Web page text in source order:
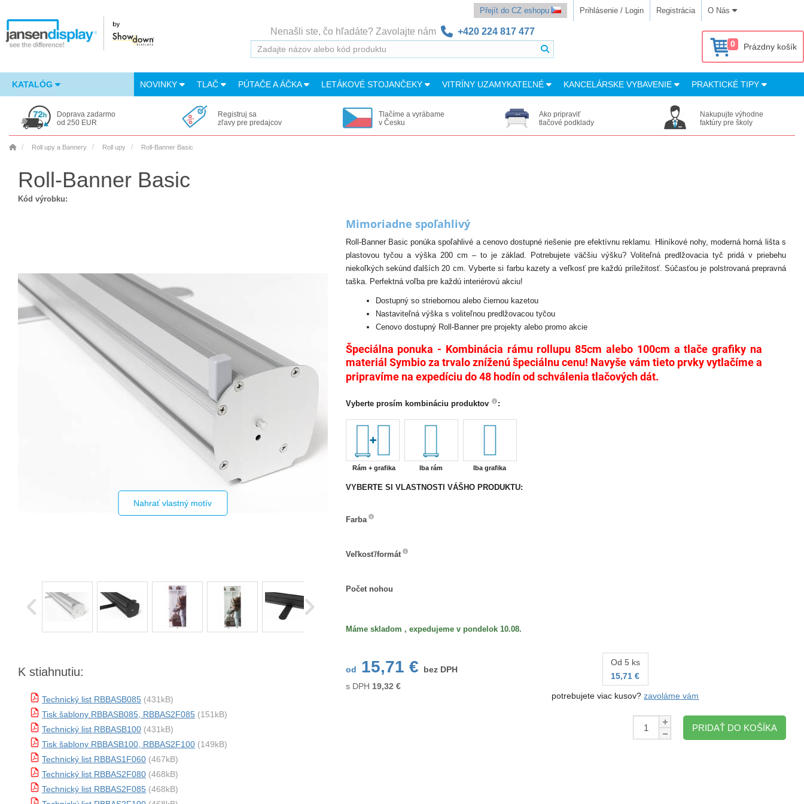
Přejít do CZ eshopu Prihlásenie / Login Registrácia O Nás
Nenašli ste, čo hľadáte? Zavolajte nám +420 224 817 477
0 Prázdny košík
KATALÓG NOVINKY TLAČ PÚTAČE A ÁČKA LETÁKOVÉ STOJANČEKY VITRÍNY UZAMYKATEĽNÉ KANCELÁRSKE VYBAVENIE PRAKTICKÉ TIPY
Doprava zadarmo
od 250 EUR
Registruj sa
zľavy pre predajcov
Tlačíme a vyrábame
v Česku
Ako pripraviť
tlačové podklady
Nakupujte výhodne
faktúry pre školy
Roll upy a Bannery Roll upy Roll-Banner Basic
Roll-Banner Basic
Kód výrobku:
Nahrať vlastný motív
K stiahnutiu:
Technický list RBBASB085 (431kB)
Tisk šablony RBBASB085, RBBAS2F085 (151kB)
Technický list RBBASB100 (431kB)
Tisk šablony RBBASB100, RBBAS2F100 (149kB)
Technický list RBBAS1F060 (467kB)
Technický list RBBAS2F080 (468kB)
Technický list RBBAS2F085 (468kB)
Mimoriadne spoľahlivý
Roll-Banner Basic ponúka spoľahlivé a cenovo dostupné riešenie pre efektívnu reklamu. Hliníkové nohy, moderná horná lišta s
plastovou tyčou a výška 200 cm – to je základ. Potrebujete väčšiu výšku? Voliteľná predlžovacia tyč pridá v priebehu
niekoľkých sekúnd ďalších 20 cm. Vyberte si farbu kazety a veľkosť pre každú príležitosť. Súčasťou je polstrovaná prepravná
taška. Perfektná voľba pre každú interiérovú akciu!
Dostupný so striebornou alebo čiernou kazetou
Nastaviteľná výška s voliteľnou predlžovacou tyčou
Cenovo dostupný Roll-Banner pre projekty alebo promo akcie
Špeciálna ponuka - Kombinácia rámu rollupu 85cm alebo 100cm a tlače grafiky na
materiál Symbio za trvalo zníženú špeciálnu cenu! Navyše vám tieto prvky vytlačíme a
pripravíme na expedíciu do 48 hodín od schválenia tlačových dát.
Vyberte prosím kombináciu produktov :
Rám + grafika Iba rám Iba grafika
VYBERTE SI VLASTNOSTI VÁŠHO PRODUKTU:
Farba
Veľkosť/formát
Počet nohou
Máme skladom , expedujeme v pondelok 10.08.
od 15,71 €
bez DPH
s DPH 19,32 €
Od 5 ks
15,71 €
potrebujete viac kusov?zavoláme vám
Množstvo:
PRIDAŤ DO KOŠÍKA